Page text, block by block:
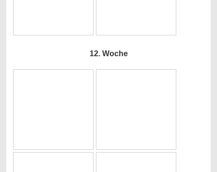
12. Woche